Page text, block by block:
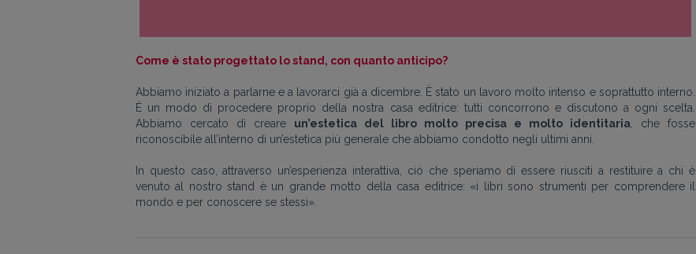
Come è stato progettato lo stand, con quanto anticipo?
Abbiamo iniziato a parlarne e a lavorarci già a dicembre. È stato un lavoro molto intenso e soprattutto interno.
È un modo di procedere proprio della nostra casa editrice: tutti concorrono e discutono a ogni scelta.
Abbiamo cercato di creare un’estetica del libro molto precisa e molto identitaria , che fosse
riconoscibile all’interno di un’estetica più generale che abbiamo condotto negli ultimi anni.
In questo caso, attraverso un’esperienza interattiva, ciò che speriamo di essere riusciti a restituire a chi è
venuto al nostro stand è un grande motto della casa editrice: «i libri sono strumenti per comprendere il
mondo e per conoscere se stessi».